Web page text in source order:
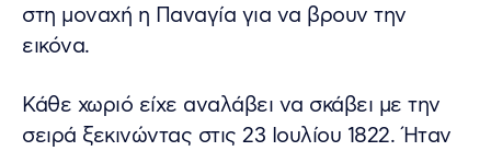
στη μοναχή η Παναγία για να βρουν την
εικόνα.
Κάθε χωριό είχε αναλάβει να σκάβει με την
σειρά ξεκινώντας στις 23 Ιουλίου 1822. Ήταν